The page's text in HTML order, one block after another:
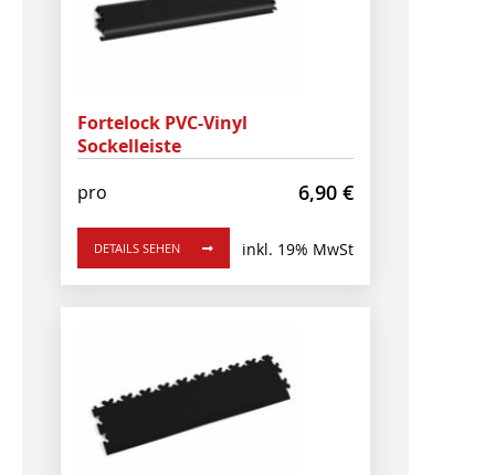
Fortelock PVC-Vinyl
Sockelleiste
pro
6,90 €
DETAILS SEHEN inkl. 19% MwSt